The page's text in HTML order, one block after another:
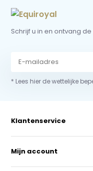
Schrijf u in en ontvang
* Lees hier de wettelijke
Klantenservice
Mijn account